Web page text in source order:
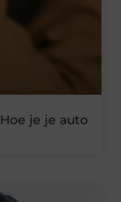
je je auto